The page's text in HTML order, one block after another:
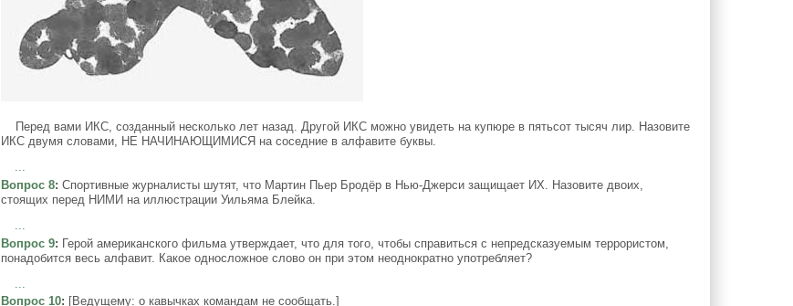
Перед вами ИКС, созданный несколько лет назад. Другой ИКС можно увидеть на купюре в пятьсот тысяч лир. Назовите
ИКС двумя словами, НЕ НАЧИНАЮЩИМИСЯ на соседние в алфавите буквы.
Вопрос 8: Спортивные журналисты шутят, что Мартин Пьер Бродёр в Нью-Джерси защищает ИХ. Назовите двоих,
стоящих перед НИМИ на иллюстрации Уильяма Блейка.
Вопрос 9: Герой американского фильма утверждает, что для того, чтобы справиться с непредсказуемым террористом,
понадобится весь алфавит. Какое односложное слово он при этом неоднократно употребляет?
Вопрос 10: [Ведущему: о кавычках командам не сообщать.]